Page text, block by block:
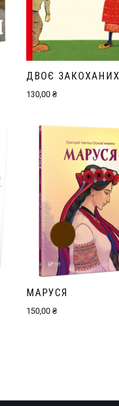
ДВОЄ ЗАКОХАНИХ
130,00₴
МАРУСЯ
150,00₴